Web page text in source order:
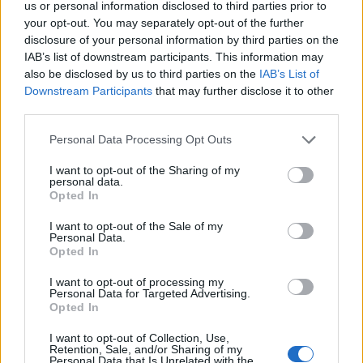
us or personal information disclosed to third parties prior to
your opt-out. You may separately opt-out of the further
disclosure of your personal information by third parties on the
IAB’s list of downstream participants. This information may
also be disclosed by us to third parties on the IAB’s List of
Downstream Participants that may further disclose it to other
Personal Data Processing Opt Outs
I want to opt-out of the Sharing of my
personal data.
Opted In
I want to opt-out of the Sale of my
Personal Data.
Opted In
I want to opt-out of processing my
Personal Data for Targeted Advertising.
Opted In
I want to opt-out of Collection, Use,
Retention, Sale, and/or Sharing of my
Personal Data that Is Unrelated with the
Το επικαιροποιημένο δελτίο της ΕΜΥ
Σύμφωνα με την Εθνική
Μετεωρολογική Υπηρεσία, τα
φαινόμενα θα είναι τοπικά ισχυρά και
τη Δευτέρα θα σημειωθούν κυρίως
στα δυτικά τμήματα της Θεσσαλίας, τη